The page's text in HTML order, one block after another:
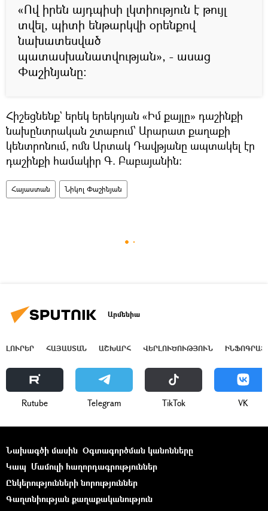
«Ով իրեն այդպիսի լկտիություն է թույլ
տվել, պիտի ենթարկվի օրենքով
նախատեսված
պատասխանատվության», - ասաց
Փաշինյանը:
Հիշեցնենք` երեկ երեկոյան «Իմ քայլը» դաշինքի
նախընտրական շտաբում՝ Արարատ քաղաքի
կենտրոնում, ոմն Արտակ Դավթյանը ապտակել էր
դաշինքի համակիր Գ. Բաբայանին։
Հայաստան Նիկոլ Փաշինյան
Արմենիա
ԼՈՒՐԵՐ ՀԱՅԱՍՏԱՆ ԱՇԽԱՐՀ ՎԵՐԼՈՒԾՈՒԹՅՈՒՆ
Rutube Telegram ТikТоk VK
Նախագծի մասին Օգտագործման կանոնները
Կապ Մամուլի հաղորդագրություններ
Ընկերությունների նորություններ
Գաղտնիության քաղաքականություն